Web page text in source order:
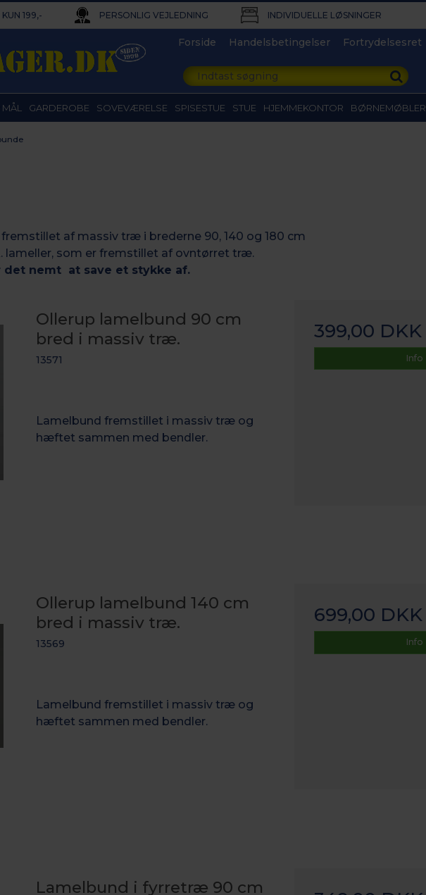
199,- PERSONLIG VEJLEDNING INDIVIDUELLE LØSNINGER​
Forside Handelsbetingelser Fortrydelsesret
GARDEROBE SOVEVÆRELSE SPISESTUE STUE HJEMMEKONTOR BØRNEMØBLER
af massiv træ i brederne 90, 140 og 180 cm
lameller, som er fremstillet af ovntørret træ.
det nemt at save et stykke af.
Ollerup lamelbund 90 cm
bred i massiv træ.
13571
Lamelbund fremstillet i massiv træ og
hæftet sammen med bendler.
399,00 DKK
Info
Ollerup lamelbund 140 cm
bred i massiv træ.
13569
Lamelbund fremstillet i massiv træ og
hæftet sammen med bendler.
699,00 DKK
Info
Lamelbund i fyrretræ 90 cm